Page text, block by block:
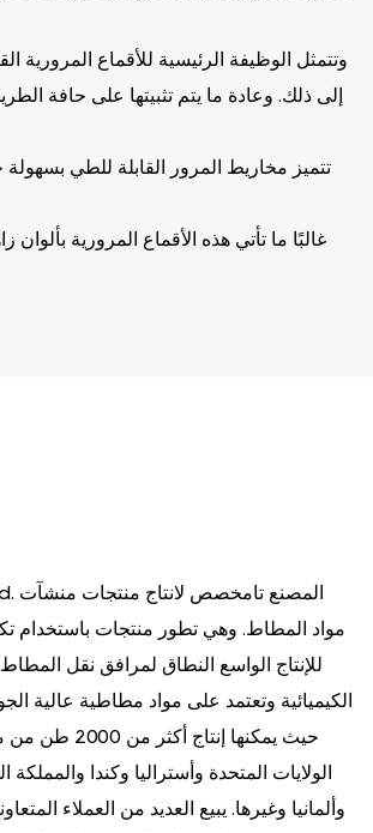
وتتمثل الوظيفة الرئيسية للأقماع
إلى ذلك. وعادة ما يتم تثبيتها على حافة
تتميز مخاريط المرور القابلة للطي
غالبًا ما تأتي هذه الأقماع المرورية
مواد المطاط. وهي تطور منتجات باستخدام
للإنتاج الواسع النطاق لمرافق نقل
الكيميائية وتعتمد على مواد مطاطية
حيث يمكنها
الولايات المتحدة وأستراليا وكندا والمملكة
وألمانيا وغيرها. يبيع العديد من العملاء